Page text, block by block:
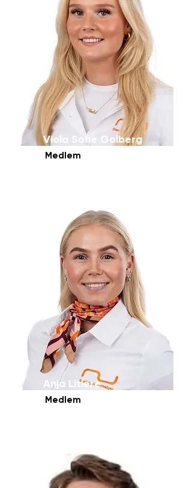
Viola Sofie Golberg
Medlem
Anja Litlere
Medlem